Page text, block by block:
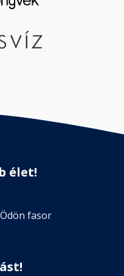
élet!
fasor